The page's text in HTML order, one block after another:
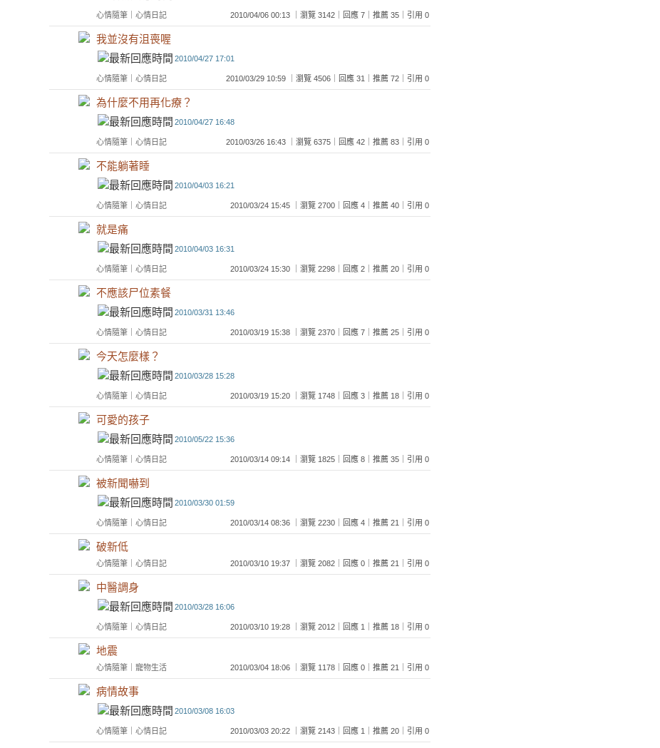
心情隨筆 心情日記 2010/04/06 00:13 ｜瀏覽 3142｜回應 7｜推薦 35｜引用 0
我並沒有沮喪喔
2010/04/27 17:01
心情隨筆 心情日記 2010/03/29 10:59 ｜瀏覽 4506｜回應 31｜推薦 72｜引用 0
為什麼不用再化療？
2010/04/27 16:48
心情隨筆 心情日記 2010/03/26 16:43 ｜瀏覽 6375｜回應 42｜推薦 83｜引用 0
不能躺著睡
2010/04/03 16:21
心情隨筆 心情日記 2010/03/24 15:45 ｜瀏覽 2700｜回應 4｜推薦 40｜引用 0
就是痛
2010/04/03 16:31
心情隨筆 心情日記 2010/03/24 15:30 ｜瀏覽 2298｜回應 2｜推薦 20｜引用 0
不應該尸位素餐
2010/03/31 13:46
心情隨筆 心情日記 2010/03/19 15:38 ｜瀏覽 2370｜回應 7｜推薦 25｜引用 0
今天怎麼樣？
2010/03/28 15:28
心情隨筆 心情日記 2010/03/19 15:20 ｜瀏覽 1748｜回應 3｜推薦 18｜引用 0
可愛的孩子
2010/05/22 15:36
心情隨筆 心情日記 2010/03/14 09:14 ｜瀏覽 1825｜回應 8｜推薦 35｜引用 0
被新聞嚇到
2010/03/30 01:59
心情隨筆 心情日記 2010/03/14 08:36 ｜瀏覽 2230｜回應 4｜推薦 21｜引用 0
破新低
心情隨筆 心情日記 2010/03/10 19:37 ｜瀏覽 2082｜回應 0｜推薦 21｜引用 0
中醫調身
2010/03/28 16:06
心情隨筆 心情日記 2010/03/10 19:28 ｜瀏覽 2012｜回應 1｜推薦 18｜引用 0
地震
心情隨筆 寵物生活 2010/03/04 18:06 ｜瀏覽 1178｜回應 0｜推薦 21｜引用 0
病情故事
2010/03/08 16:03
心情隨筆 心情日記 2010/03/03 20:22 ｜瀏覽 2143｜回應 1｜推薦 20｜引用 0